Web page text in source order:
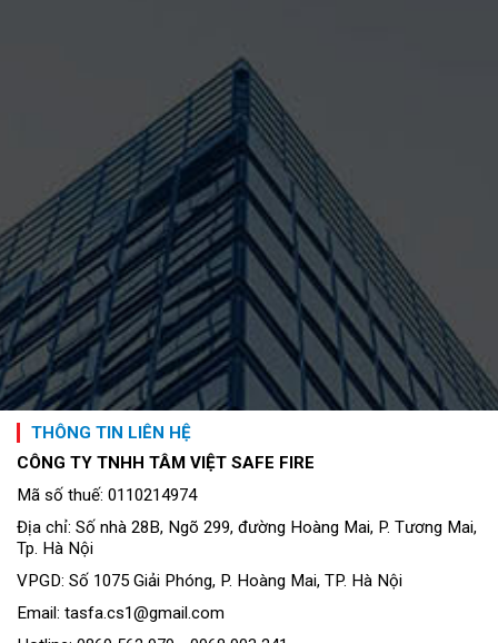
THÔNG TIN LIÊN HỆ
CÔNG TY TNHH TÂM VIỆT SAFE FIRE
Mã số thuế: 0110214974
Địa chỉ: Số nhà 28B, Ngõ 299, đường Hoàng Mai, P. Tương Mai,
Tp. Hà Nội
VPGD: Số 1075 Giải Phóng, P. Hoàng Mai, TP. Hà Nội
Email: tasfa.cs1@gmail.com